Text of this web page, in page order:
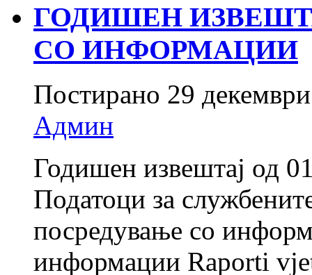
ГОДИШЕН
СО ИНФОРМАЦИИ
Постирано 29
Админ
Годишен извештај од
Податоци за
посредување со
информации Raporti